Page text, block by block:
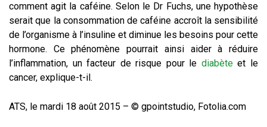
comment agit la caféine. Selon le Dr Fuchs, une hypothèse
serait que la consommation de caféine accroît la sensibilité
de l’organisme à l’insuline et diminue les besoins pour cette
hormone. Ce phénomène pourrait ainsi aider à réduire
l’inflammation, un facteur de risque pour le diabèteet le
cancer, explique-t-il.
ATS, le mardi 18 août 2015 – © gpointstudio, Fotolia.com